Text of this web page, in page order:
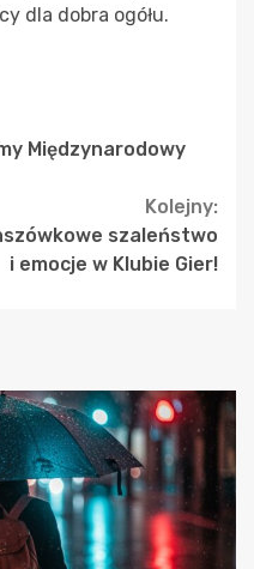
dla dobra ogółu.
Międzynarodowy
Kolejny:
szaleństwo
i emocje w Klubie Gier!